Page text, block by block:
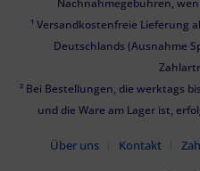
Nachnahmegebühren,
¹ Versandkostenfreie Lieferung
Deutschlands (Ausnahme
² Bei Bestellungen, die werktags
und die Ware am Lager ist,
Über uns Kontakt